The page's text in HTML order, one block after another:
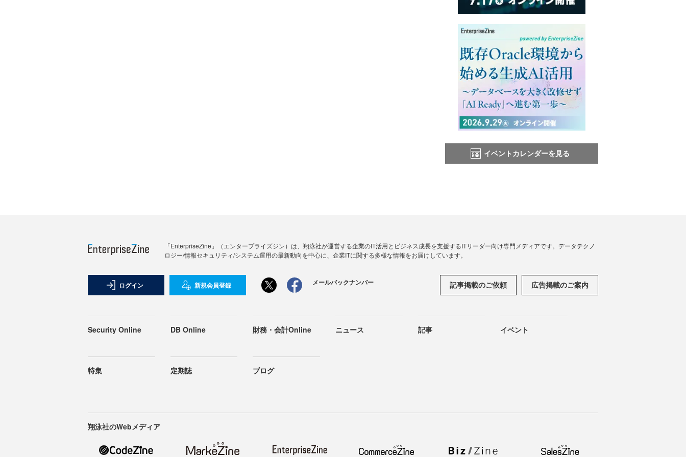
イベントカレンダーを見る
「EnterpriseZine」（エンタープライズジン）は、翔泳社が運営する企業のIT活用とビジネス成長を支援するITリーダー向け専門メディアです。データテクノ
ロジー/情報セキュリティ/システム運用の最新動向を中心に、企業ITに関する多様な情報をお届けしています。
ログイン 新規会員登録 メールバックナンバー 記事掲載のご依頼 広告掲載のご案内
Security Online DB Online 財務・会計Online ニュース 記事 イベント
特集 定期誌 ブログ
翔泳社のWebメディア